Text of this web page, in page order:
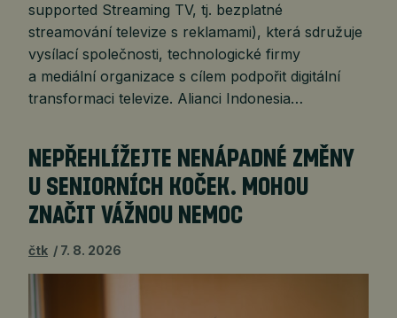
supported Streaming TV, tj. bezplatné
streamování televize s reklamami), která sdružuje
vysílací společnosti, technologické firmy
a mediální organizace s cílem podpořit digitální
transformaci televize. Alianci Indonesia…
NEPŘEHLÍŽEJTE NENÁPADNÉ ZMĚNY
U SENIORNÍCH KOČEK. MOHOU
ZNAČIT VÁŽNOU NEMOC
čtk 7. 8. 2026